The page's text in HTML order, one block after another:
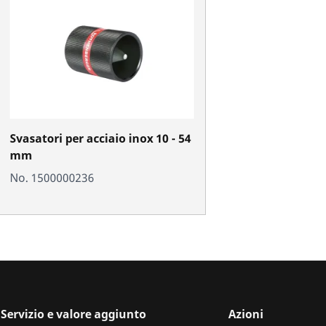
Svasatori per acciaio inox 10 - 54
mm
No. 1500000236
Servizio e valore aggiunto
Azioni